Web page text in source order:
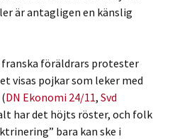
är antagligen en känslig
franska föräldrars protester
visas pojkar som leker med
DN Ekonomi 24/11, Svd
har det höjts röster, och folk
bara kan ske i